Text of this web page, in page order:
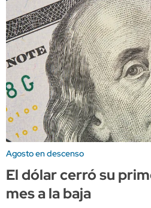
Agosto en descenso
El dólar cerró su
mes a la baja